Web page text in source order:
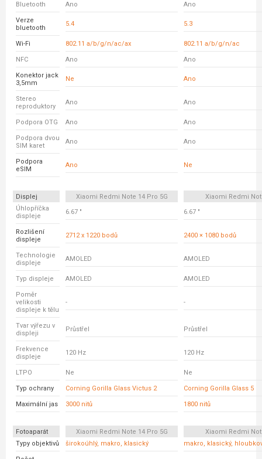
Bluetooth Ano Ano
Verze
bluetooth
5.4 5.3
Wi-Fi 802.11 a/b/g/n/ac/ax 802.11 a/b/g/n/ac
NFC Ano Ano
Konektor jack
3,5mm
Ne Ano
Stereo
reproduktory
Ano Ano
Podpora OTG Ano Ano
Podpora dvou
SIM karet
Ano Ano
Podpora
eSIM
Ano Ne
Displej Xiaomi Redmi Note 14 Pro 5G
Xiaomi Redmi
Úhlopříčka
displeje
6.67 " 6.67 "
Rozlišení
displeje
2712 x 1220 bodů 2400 × 1080 bodů
Technologie
displeje
AMOLED AMOLED
Typ displeje AMOLED AMOLED
Poměr
velikosti
displeje k tělu
- -
Tvar výřezu v
displeji
Průstřel Průstřel
Frekvence
displeje
120 Hz 120 Hz
LTPO Ne Ne
Typ ochrany Corning Gorilla Glass Victus 2 Corning Gorilla Glass 5
Maximální jas 3000 nitů 1800 nitů
Fotoaparát Xiaomi Redmi Note 14 Pro 5G
Xiaomi Redmi
Typy objektivů
širokoúhlý, makro, klasický makro, klasický,